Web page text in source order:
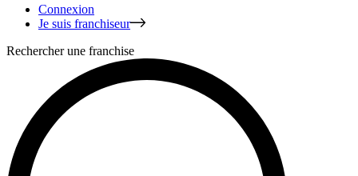
Connexion
Je suis franchiseur
Rechercher une franchise